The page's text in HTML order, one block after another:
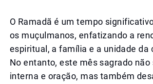
O Ramadã é um tempo
os muçulmanos, enfatizando a
espiritual, a família e a unidade da
No entanto, este mês sagrado não
interna e oração, mas também